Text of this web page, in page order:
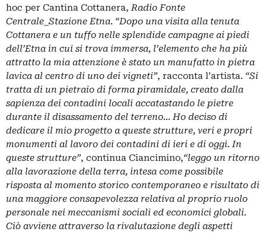
hoc per Cantina Cottanera,Radio Fonte
Centrale_Stazione Etna. “Dopo una visita alla tenuta
Cottanera e un tuffo nelle splendide campagne ai piedi
dell’Etna in cui si trova immersa, l’elemento che ha più
attratto la mia attenzione è stato un manufatto in pietra
lavica al centro di uno dei vigneti”, racconta l’artista. “Si
tratta di un pietraio di forma piramidale, creato dalla
sapienza dei contadini locali accatastando le pietre
durante il disassamento del terreno… Ho deciso di
dedicare il mio progetto a queste strutture, veri e propri
monumenti al lavoro dei contadini di ieri e di oggi. In
queste strutture”, continua Ciancimino,“leggo un ritorno
alla lavorazione della terra, intesa come possibile
risposta al momento storico contemporaneo e risultato di
una maggiore consapevolezza relativa al proprio ruolo
personale nei meccanismi sociali ed economici globali.
Ciò avviene attraverso la rivalutazione degli aspetti